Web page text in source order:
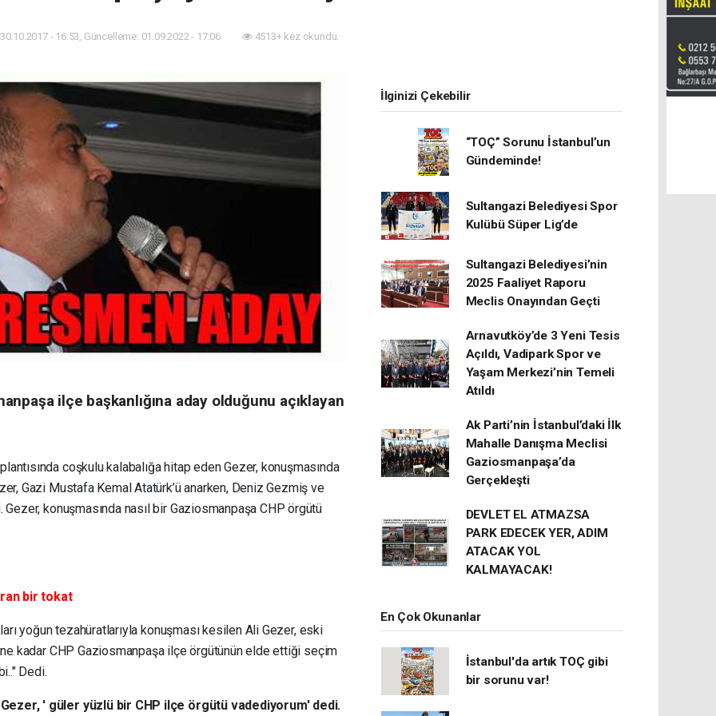
30.10.2017 - 16:53, Güncelleme: 01.09.2022 - 17:06 4513+ kez okundu.
ilçe başkanlığına aday olduğunu açıklayan
coşkulu kalabalığa hitap eden Gezer, konuşmasında
Gazi Mustafa Kemal Atatürk’ü anarken, Deniz Gezmiş ve
Gezer, konuşmasında nasıl bir Gaziosmanpaşa CHP örgütü
bir tokat
yoğun tezahüratlarıyla konuşması kesilen Ali Gezer, eski
kadar CHP Gaziosmanpaşa ilçe örgütünün elde ettiği seçim
Dedi.
' güler yüzlü bir CHP ilçe örgütü vadediyorum' dedi.
İlginizi Çekebilir
“TOÇ” Sorunu İstanbul’un
Gündeminde!
Sultangazi Belediyesi Spor
Kulübü Süper Lig’de
Sultangazi Belediyesi’nin
2025 Faaliyet Raporu
Meclis Onayından Geçti
Arnavutköy’de 3 Yeni Tesis
Açıldı, Vadipark Spor ve
Yaşam Merkezi’nin Temeli
Atıldı
Ak Parti’nin İstanbul’daki İlk
Mahalle Danışma Meclisi
Gaziosmanpaşa’da
Gerçekleşti
DEVLET EL ATMAZSA
PARK EDECEK YER, ADIM
ATACAK YOL
KALMAYACAK!
En Çok Okunanlar
İstanbul'da artık TOÇ gibi
bir sorunu var!